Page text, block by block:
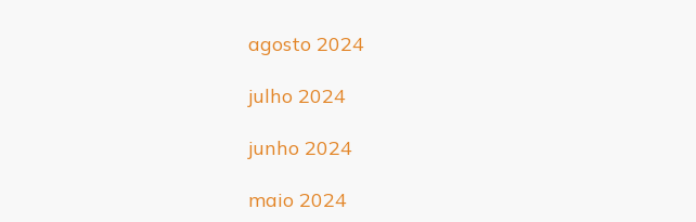
agosto 2024
julho 2024
junho 2024
maio 2024